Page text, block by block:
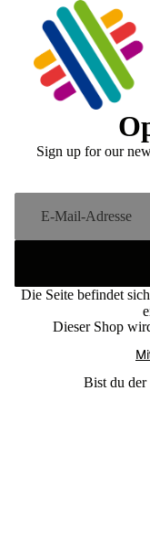
Sign up for our
Die Seite befindet
Dieser Shop
Bist du der